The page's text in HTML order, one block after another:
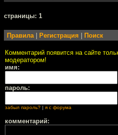
cтраницы: 1
Правила| Регистрация Поиск
Комментарий появится на сайте
модератором!
имя:
пароль:
забыл пароль? я с форума
комментарий: